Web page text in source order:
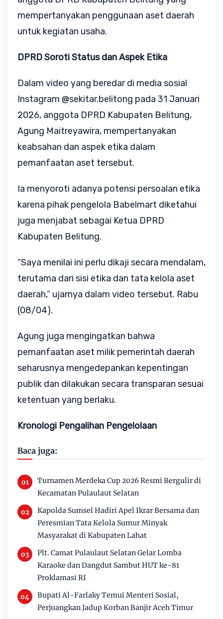
mempertanyakan penggunaan aset daerah
untuk kegiatan usaha.
DPRD Soroti Status dan Aspek Etika
Dalam video yang beredar di media sosial
Instagram @sekitar.belitong pada 31 Januari
2026, anggota DPRD Kabupaten Belitung,
Agung Maitreyawira, mempertanyakan
keabsahan dan aspek etika dalam
pemanfaatan aset tersebut.
Ia menyoroti adanya potensi persoalan etika
karena pihak pengelola Babelmart diketahui
juga menjabat sebagai Ketua DPRD
Kabupaten Belitung.
“Saya menilai ini perlu dikaji secara mendalam,
terutama dari sisi etika dan tata kelola aset
daerah,” ujarnya dalam video tersebut. Rabu
(08/04).
Agung juga mengingatkan bahwa
pemanfaatan aset milik pemerintah daerah
seharusnya mengedepankan kepentingan
publik dan dilakukan secara transparan sesuai
ketentuan yang berlaku.
Kronologi Pengalihan Pengelolaan
Baca juga:
Turnamen Merdeka Cup 2026 Resmi Bergulir di
Kecamatan Pulaulaut Selatan
Kapolda Sumsel Hadiri Apel Ikrar Bersama dan
Peresmian Tata Kelola Sumur Minyak
Masyarakat di Kabupaten Lahat
Plt. Camat Pulaulaut Selatan Gelar Lomba
Karaoke dan Dangdut Sambut HUT ke-81
Proklamasi RI
Bupati Al-Farlaky Temui Menteri Sosial,
Perjuangkan Jadup Korban Banjir Aceh Timur